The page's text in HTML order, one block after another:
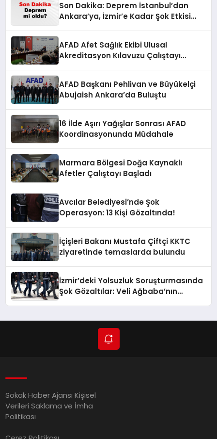
Son Dakika: Deprem İstanbul’dan
Ankara’ya, İzmir’e Kadar Şok Etkisi
AFAD Afet Sağlık Ekibi Ulusal
Akreditasyon Kılavuzu Çalıştayı
AFAD Başkanı Pehlivan ve Büyükelçi
Abujaish Ankara’da Buluştu
16 İlde Aşırı Yağışlar Sonrası AFAD
Koordinasyonunda Müdahale
Marmara Bölgesi Doğa Kaynaklı
Afetler Çalıştayı Başladı
Avcılar Belediyesi’nde Şok
Operasyon: 13 Kişi Gözaltında!
İçişleri Bakanı Mustafa Çiftçi KKTC
ziyaretinde temaslarda bulundu
İzmir’deki Yolsuzluk Soruşturmasında
Şok Gözaltılar: Veli Ağbaba’nın
Sokak Haber Ajansı Kişisel
Verileri Saklama ve İmha
Politikası